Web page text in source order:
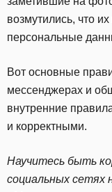
возмутились, что
персональные
Вот основные
мессенджерах и
внутренние
и корректными.
Научитесь быть
социальных сетях